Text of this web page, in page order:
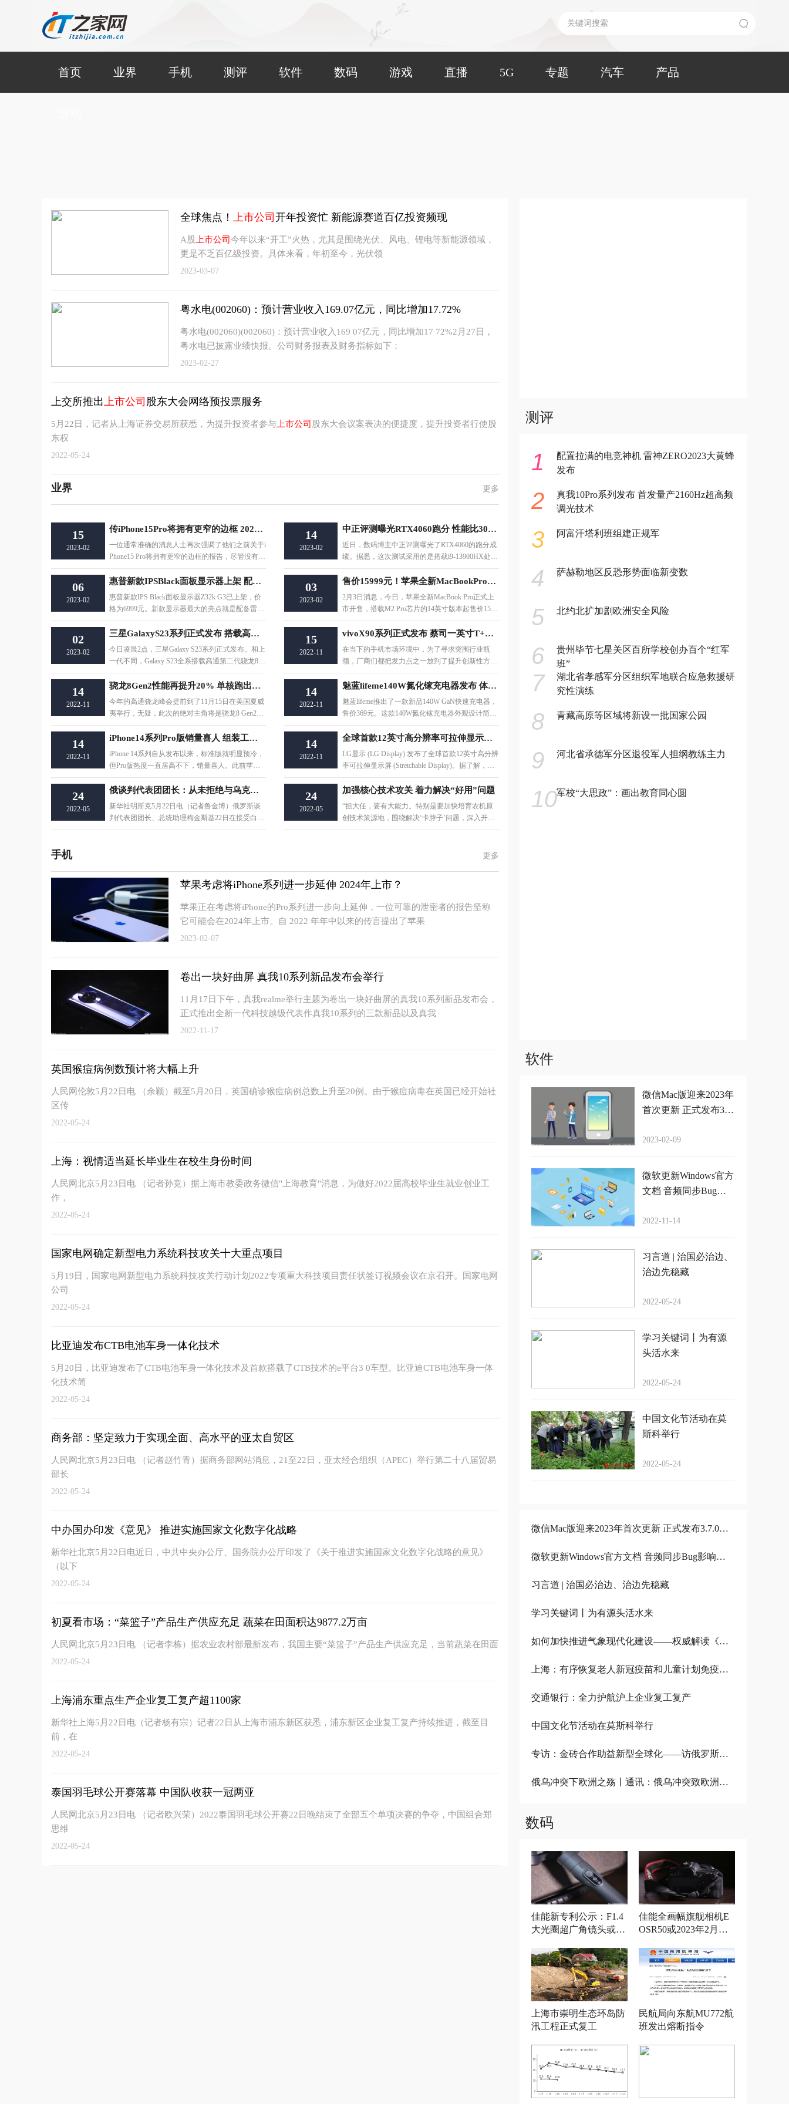
首页 业界 手机 测评 软件 数码 游戏 直播 5G 专题 汽车 产品
全球焦点！ 上市公司 开年投资忙 新能源赛道百亿投资频现
A股 上市公司 今年以来“开工”火热，尤其是围绕光伏、风电、锂电等新能源领域，
更是不乏百亿级投资。具体来看，年初至今，光伏领
2023-03-07
粤水电(002060)：预计营业收入169.07亿元，同比增加17.72%
粤水电(002060)(002060)：预计营业收入169 07亿元，同比增加17 72%2月27日，
粤水电已披露业绩快报。公司财务报表及财务指标如下：
2023-02-27
上交所推出上市公司 股东大会网络预投票服务
5月22日，记者从上海证券交易所获悉，为提升投资者参与 上市公司 股东大会议案表决的便捷度，提升投资者行使股
东权
2022-05-24
业界 更多
15
2023-02
传iPhone15Pro将拥有更窄的边框 2023年秋季发布
一位通常准确的消息人士再次强调了他们之前关于i
Phone15 Pro将拥有更窄的边框的报告，尽管没有透
露任何新的细节。预计iPhone 15 Pro将于
14
2023-02
中正评测曝光RTX4060跑分 性能比3060强太多
近日，数码博主中正评测曝光了RTX4060的跑分成
绩。据悉，这次测试采用的是搭载i9-13900HX处理
器的雷神ZERO。硬件方面，RTX 4060拥有3072个
06
2023-02
惠普新款IPSBlack面板显示器上架 配备雷电4接口
惠普新款IPS Black面板显示器Z32k G3已上架，价
格为6999元。新款显示器最大的亮点就是配备雷电
4接口，拥有40Gbps的数据传输速率，通过单U
03
2023-02
售价15999元！苹果全新MacBookPro上市开售
2月3日消息，今日，苹果全新MacBook Pro正式上
市开售，搭载M2 Pro芯片的14英寸版本起售价1599
9元，M2 Pro芯片16英寸版本起售价为19999
02
2023-02
三星GalaxyS23系列正式发布 搭载高通第二代骁龙8系
今日凌晨2点，三星Galaxy S23系列正式发布。和上
一代不同，Galaxy S23全系搭载高通第二代骁龙8移
动平台，没有Exynos版本。不仅如此，Gala
15
2022-11
vivoX90系列正式发布 蔡司一英寸T+自研芯片
在当下的手机市场环境中，为了寻求突围行业瓶
颈，厂商们都把发力点之一放到了提升创新性方
面。包括对手机形态、具体关键技术等的改善。尤
其
14
2022-11
骁龙8Gen2性能再提升20% 单核跑出了1524分
今年的高通骁龙峰会提前到了11月15日在美国夏威
夷举行，无疑，此次的绝对主角将是骁龙8 Gen2。
已经见识过骁龙8 Gen2样机的爆料人Yogesh
14
2022-11
魅蓝lifeme140W氮化镓充电器发布 体积缩小了20%以上
魅蓝lifeme推出了一款新品140W GaN快速充电器，
售价369元。这款140W氮化镓充电器外观设计简
约，采用纯白配色，折叠式插脚设计方案，体积较
14
2022-11
iPhone14系列Pro版销量喜人 组装工厂目前产能大幅降低
iPhone 14系列自从发布以来，标准版就明显预冷，
但Pro版热度一直居高不下，销量喜人。此前苹果
发布的第三季度财报还显示，iPhone销量明显
14
2022-11
全球首款12英寸高分辨率可拉伸显示屏发布 具有全彩色RGB功能
LG显示 (LG Display) 发布了全球首款12英寸高分辨
率可拉伸显示屏 (Stretchable Display)。据了解，这
款显示屏具有橡皮筋般的柔韧性，
24
2022-05
俄谈判代表团团长：从未拒绝与乌克兰谈判
新华社明斯克5月22日电（记者鲁金博）俄罗斯谈
判代表团团长、总统助理梅金斯基22日在接受白俄
罗斯媒体视频采访时
24
2022-05
加强核心技术攻关 着力解决“好用”问题
“担大任，要有大能力。特别是要加快培育农机原
创技术策源地，围绕解决‘卡脖子’问题，深入开展
重点产品核心技术
手机 更多
苹果考虑将iPhone系列进一步延伸 2024年上市？
苹果正在考虑将iPhone的Pro系列进一步向上延伸，一位可靠的泄密者的报告坚称
它可能会在2024年上市。自 2022 年年中以来的传言提出了苹果
2023-02-07
卷出一块好曲屏 真我10系列新品发布会举行
11月17日下午，真我realme举行主题为卷出一块好曲屏的真我10系列新品发布会，
正式推出全新一代科技越级代表作真我10系列的三款新品以及真我
2022-11-17
英国猴痘病例数预计将大幅上升
人民网伦敦5月22日电 （余颖）截至5月20日，英国确诊猴痘病例总数上升至20例。由于猴痘病毒在英国已经开始社
区传
2022-05-24
上海：视情适当延长毕业生在校生身份时间
人民网北京5月23日电 （记者孙竞）据上海市教委政务微信"上海教育"消息，为做好2022届高校毕业生就业创业工
作，
2022-05-24
国家电网确定新型电力系统科技攻关十大重点项目
5月19日，国家电网新型电力系统科技攻关行动计划2022专项重大科技项目责任状签订视频会议在京召开。国家电网
公司
2022-05-24
比亚迪发布CTB电池车身一体化技术
5月20日，比亚迪发布了CTB电池车身一体化技术及首款搭载了CTB技术的e平台3 0车型。比亚迪CTB电池车身一体
化技术简
2022-05-24
商务部：坚定致力于实现全面、高水平的亚太自贸区
人民网北京5月23日电 （记者赵竹青）据商务部网站消息，21至22日，亚太经合组织（APEC）举行第二十八届贸易
部长
2022-05-24
中办国办印发《意见》 推进实施国家文化数字化战略
新华社北京5月22日电近日，中共中央办公厅、国务院办公厅印发了《关于推进实施国家文化数字化战略的意见》
（以下
2022-05-24
初夏看市场：“菜篮子”产品生产供应充足 蔬菜在田面积达9877.2万亩
人民网北京5月23日电 （记者李栋）据农业农村部最新发布，我国主要“菜篮子”产品生产供应充足，当前蔬菜在田面
2022-05-24
上海浦东重点生产企业复工复产超1100家
新华社上海5月22日电（记者杨有宗）记者22日从上海市浦东新区获悉，浦东新区企业复工复产持续推进，截至目
前，在
2022-05-24
泰国羽毛球公开赛落幕 中国队收获一冠两亚
人民网北京5月23日电 （记者欧兴荣）2022泰国羽毛球公开赛22日晚结束了全部五个单项决赛的争夺，中国组合郑
思维
2022-05-24
测评
1
配置拉满的电竞神机 雷神ZERO2023大黄蜂
发布
2
真我10Pro系列发布 首发量产2160Hz超高频
调光技术
3 阿富汗塔利班组建正规军
4 萨赫勒地区反恐形势面临新变数
5 北约北扩加剧欧洲安全风险
6
贵州毕节七星关区百所学校创办百个“红军
班”
7
湖北省孝感军分区组织军地联合应急救援研
究性演练
8 青藏高原等区域将新设一批国家公园
9 河北省承德军分区退役军人担纲教练主力
10军校“大思政”：画出教育同心圆
软件
微信Mac版迎来2023年
首次更新 正式发布3.7.
2023-02-09
微软更新Windows官方
文档 音频同步Bug影
2022-11-14
习言道 | 治国必治边、
治边先稳藏
2022-05-24
学习关键词丨为有源
头活水来
2022-05-24
中国文化节活动在莫
斯科举行
2022-05-24
微信Mac版迎来2023年首次更新 正式发布3.7.0升级
微软更新Windows官方文档 音频同步Bug影响视频录制应用
习言道 | 治国必治边、治边先稳藏
学习关键词丨为有源头活水来
如何加快推进气象现代化建设——权威解读《气象高质量发展纲要（2022－2035年）》
上海：有序恢复老人新冠疫苗和儿童计划免疫接种服务
交通银行：全力护航沪上企业复工复产
中国文化节活动在莫斯科举行
专访：金砖合作助益新型全球化——访俄罗斯金砖国家研究国家委员会专家沃尔洪斯基
俄乌冲突下欧洲之殇丨通讯：俄乌冲突致欧洲环保梦受挫
数码
佳能新专利公示：F1.4
大光圈超广角镜头或将
佳能全画幅旗舰相机E
OSR50或2023年2月发
上海市崇明生态环岛防
汛工程正式复工
民航局向东航MU772航
班发出熔断指令